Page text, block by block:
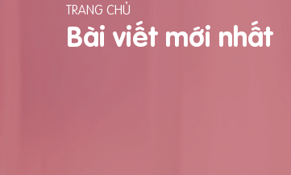
TRANG CHỦ
Bài viết mới nhất